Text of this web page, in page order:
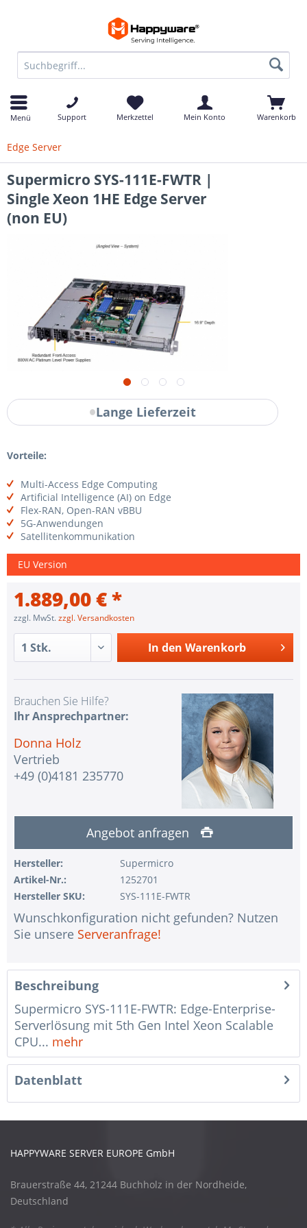
Menü Support Merkzettel Mein Konto Warenkorb
Edge Server
Supermicro SYS-111E-FWTR |
Single Xeon 1HE Edge Server
(non EU)
Lange Lieferzeit
Vorteile:
Multi-Access Edge Computing
Artificial Intelligence (AI) on Edge
Flex-RAN, Open-RAN vBBU
5G-Anwendungen
Satellitenkommunikation
EU Version
1.889,00 € *
zzgl. MwSt.zzgl. Versandkosten
In den Warenkorb
Brauchen Sie Hilfe?
Ihr Ansprechpartner:
Donna Holz
Vertrieb
+49 (0)4181 235770
Angebot anfragen
Hersteller:
Supermicro
Artikel-Nr.:
1252701
Hersteller SKU:
SYS-111E-FWTR
Wunschkonfiguration nicht gefunden? Nutzen
Sie unsere Serveranfrage!
Beschreibung
Supermicro SYS-111E-FWTR: Edge-Enterprise-
Serverlösung mit 5th Gen Intel Xeon Scalable
CPU... mehr
Datenblatt
HAPPYWARE SERVER EUROPE GmbH
Brauerstraße 44, 21244 Buchholz in der Nordheide,
Deutschland